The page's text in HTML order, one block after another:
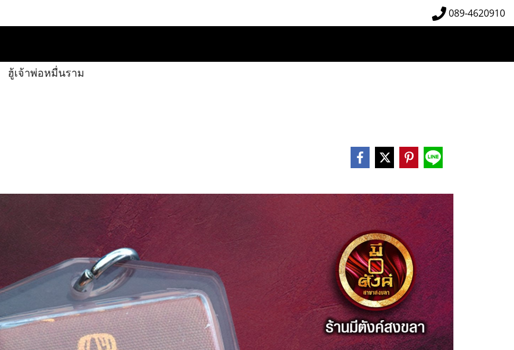
089-4620910
ฮู้เจ้าพ่อหมื่นราม